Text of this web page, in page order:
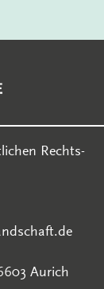
Rechts-
Aurich